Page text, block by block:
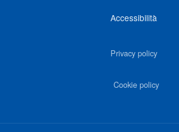
Accessibilità
Privacy policy
Cookie policy